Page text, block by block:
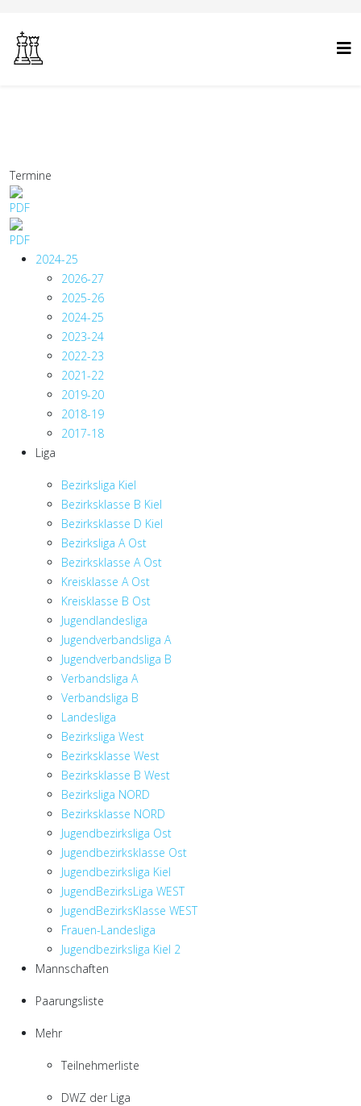
Termine
2024-25
2026-27
2025-26
2024-25
2023-24
2022-23
2021-22
2019-20
2018-19
2017-18
Liga
Bezirksliga Kiel
Bezirksklasse B Kiel
Bezirksklasse D Kiel
Bezirksliga A Ost
Bezirksklasse A Ost
Kreisklasse A Ost
Kreisklasse B Ost
Jugendlandesliga
Jugendverbandsliga A
Jugendverbandsliga B
Verbandsliga A
Verbandsliga B
Landesliga
Bezirksliga West
Bezirksklasse West
Bezirksklasse B West
Bezirksliga NORD
Bezirksklasse NORD
Jugendbezirksliga Ost
Jugendbezirksklasse Ost
Jugendbezirksliga Kiel
JugendBezirksLiga WEST
JugendBezirksKlasse WEST
Frauen-Landesliga
Jugendbezirksliga Kiel 2
Mannschaften
Paarungsliste
Mehr
Teilnehmerliste
DWZ der Liga